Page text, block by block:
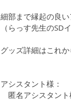
細部まで縁起の良
（らっす先生のSD
グッズ詳細はこれ
アシスタント様：
匿名アシスタント